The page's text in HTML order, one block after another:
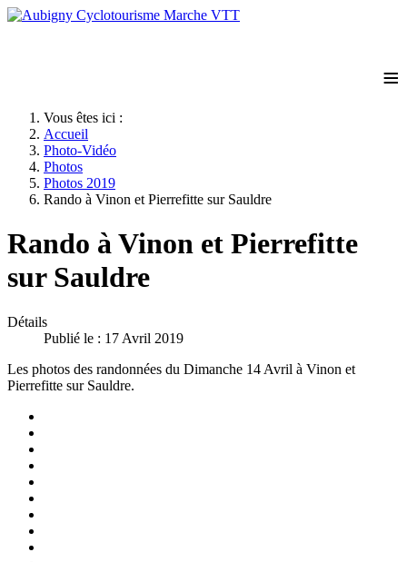
≡
Vous êtes ici :
Accueil
Photo-Vidéo
Photos
Photos 2019
Rando à Vinon et Pierrefitte sur Sauldre
Rando à Vinon et Pierrefitte
sur Sauldre
Détails
Publié le : 17 Avril 2019
Les photos des randonnées du Dimanche 14 Avril à Vinon et
Pierrefitte sur Sauldre.